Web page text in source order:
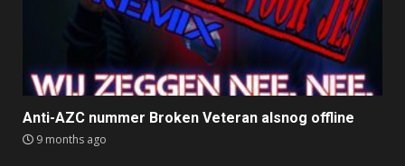
Anti-AZC nummer Broken Veteran alsnog offline
9 months ago